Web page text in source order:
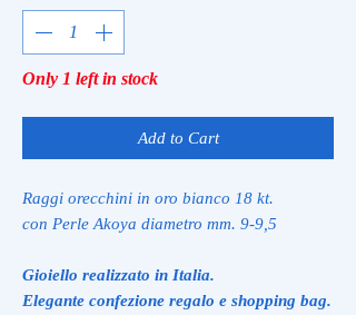
Only 1 left in stock
Add to Cart
Raggi orecchini in oro bianco 18 kt.
con Perle Akoya diametro mm. 9-9,5
Gioiello realizzato in Italia.
Elegante confezione regalo e shopping bag.